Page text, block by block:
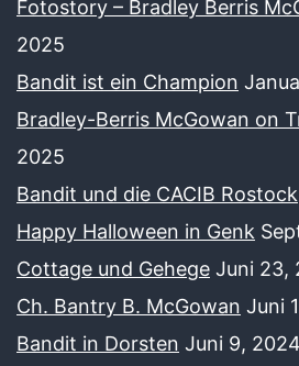
Fotostory – Bradley Berris
2025
Bandit ist ein Champion
Bradley-Berris McGowan on
2025
Bandit und die CACIB Rostock
Happy Halloween in Genk
Cottage und Gehege Juni 23,
Ch. Bantry B. McGowan Juni
Bandit in Dorsten Juni 9, 2024